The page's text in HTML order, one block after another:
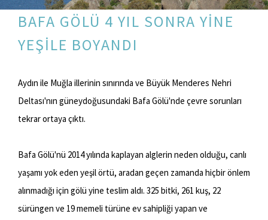
BAFA GÖLÜ 4 YIL SONRA YİNE
YEŞİLE BOYANDI
Aydın ile Muğla illerinin sınırında ve Büyük Menderes Nehri
Deltası'nın güneydoğusundaki Bafa Gölü'nde çevre sorunları
tekrar ortaya çıktı.
Bafa Gölü'nü 2014 yılında kaplayan alglerin neden olduğu, canlı
yaşamı yok eden yeşil örtü, aradan geçen zamanda hiçbir önlem
alınmadığı için gölü yine teslim aldı. 325 bitki, 261 kuş, 22
sürüngen ve 19 memeli türüne ev sahipliği yapan ve